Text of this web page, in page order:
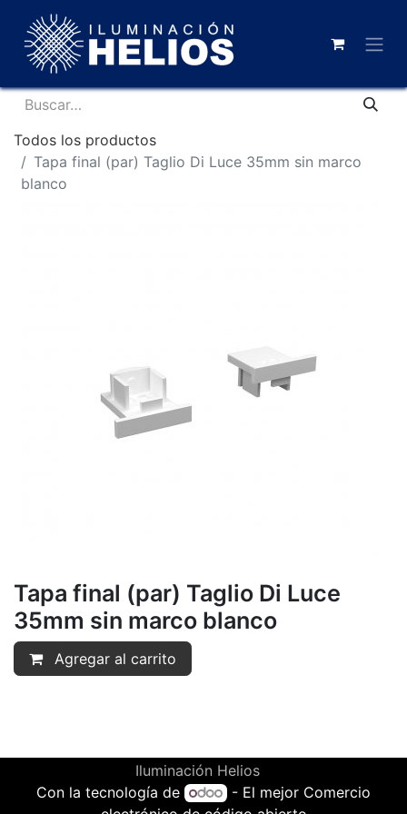
Todos los productos
Tapa final (par) Taglio Di Luce 35mm sin marco
blanco
Tapa final (par) Taglio Di Luce
35mm sin marco blanco
Agregar al carrito
Iluminación Helios
Con la tecnología de
- El mejor Comercio